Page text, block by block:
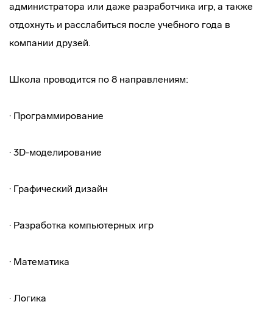
администратора или даже разработчика игр, а также
отдохнуть и расслабиться после учебного года в
компании друзей.
Школа проводится по 8 направлениям:
· Программирование
· 3D-моделирование
· Графический дизайн
· Разработка компьютерных игр
· Математика
· Логика